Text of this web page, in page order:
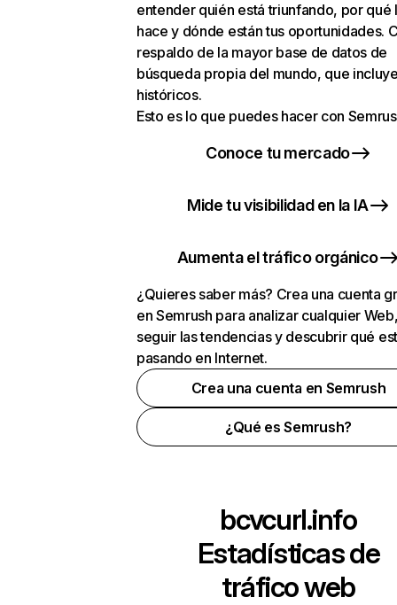
entender quién está triunfando, por qué
hace y dónde están tus oportunidades.
respaldo de la mayor base de datos de
búsqueda propia del mundo, que
históricos.
Esto es lo que puedes hacer con
Conoce tu mercado
Mide tu visibilidad en la IA
Aumenta el tráfico orgánico
¿Quieres saber más? Crea una cuenta
en Semrush para analizar cualquier
seguir las tendencias y descubrir qué
pasando en Internet.
Crea una cuenta en Semrush
¿Qué es Semrush?
bcvcurl.info
Estadísticas de
tráfico web